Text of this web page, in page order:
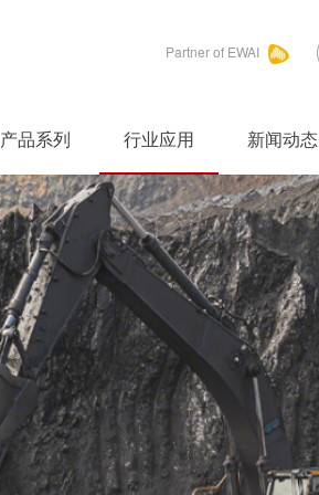
Partner of EWAI
产品系列 行业应用 新闻动态